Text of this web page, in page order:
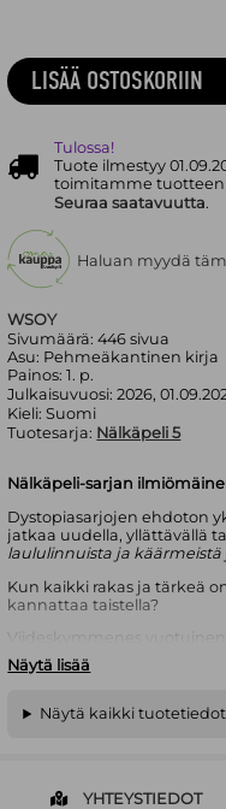
WSOY
Sivumäärä:446 sivua
Asu: Pehmeäkantinen kirja
Painos:1. p.
Julkaisuvuosi:2026,
Kieli:Suomi
Tuotesarja: Nälkäpeli 5
Nälkäpeli-sarjan
Dystopiasarjojen ehdoton
jatkaa uudella, yllättävällä
laululinnuista ja käärmeistä
Kun kaikki rakas ja tärkeä
kannattaa taistella?
Viideskymmenes
Panemin vyöhykkeet
kunniaksi nuoria tribuutteja
Vyöhykkeellä 12 Haymitch
Näytä lisää
LISÄÄ OSTOSKORIIN
Tulossa!
Tuote ilmestyy
toimitamme tuotteen
Seuraa saatavuutta.
Haluan myydä
Näytä kaikki tuotetiedot
YHTEYSTIEDOT